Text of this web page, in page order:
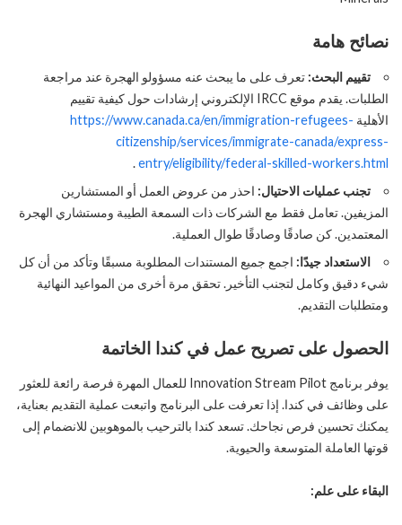
نصائح هامة
تقييم البحث: تعرف على ما يبحث عنه مسؤولو الهجرة عند مراجعة
الطلبات. يقدم موقع IRCC الإلكتروني إرشادات حول كيفية تقييم
الأهلية https://www.canada.ca/en/immigration-refugees-
citizenship/services/immigrate-canada/express-
entry/eligibility/federal-skilled-workers.html
.
تجنب عمليات الاحتيال: احذر من عروض العمل أو المستشارين
المزيفين. تعامل فقط مع الشركات ذات السمعة الطيبة ومستشاري الهجرة
المعتمدين. كن صادقًا وصادقًا طوال العملية.
الاستعداد جيدًا: اجمع جميع المستندات المطلوبة مسبقًا وتأكد من أن كل
شيء دقيق وكامل لتجنب التأخير. تحقق مرة أخرى من المواعيد النهائية
ومتطلبات التقديم.
الحصول على تصريح عمل في كندا الخاتمة
يوفر برنامج Innovation Stream Pilot للعمال المهرة فرصة رائعة للعثور
على وظائف في كندا. إذا تعرفت على البرنامج واتبعت عملية التقديم بعناية،
يمكنك تحسين فرص نجاحك. تسعد كندا بالترحيب بالموهوبين للانضمام إلى
قوتها العاملة المتوسعة والحيوية.
البقاء على علم: